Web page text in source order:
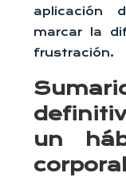
aplicación
marcar la
frustración.
un
corporal